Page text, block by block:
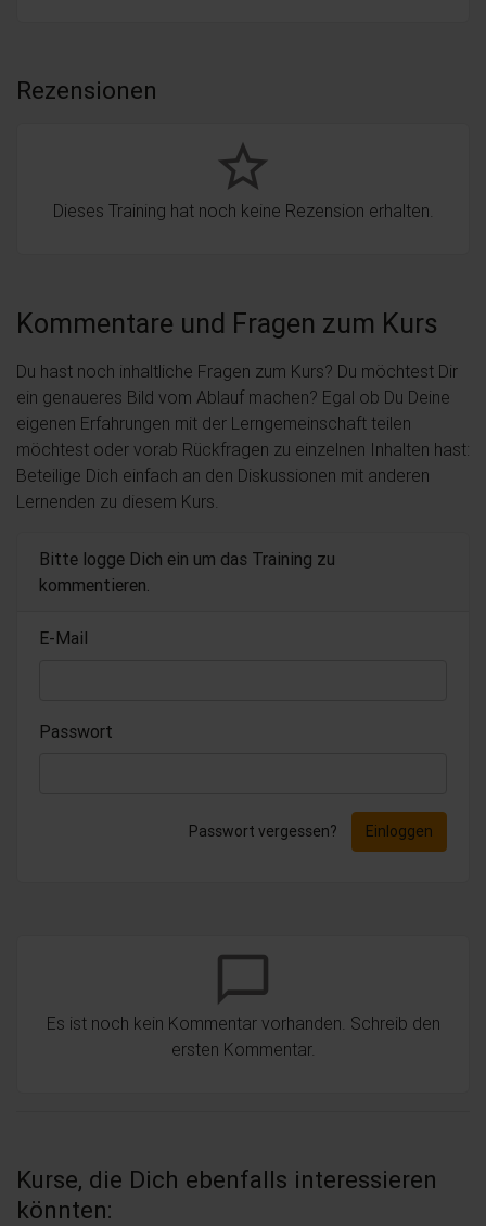
Rezensionen
star_border
Dieses Training hat noch keine Rezension erhalten.
Kommentare und Fragen zum Kurs
Du hast noch inhaltliche Fragen zum Kurs? Du möchtest Dir
ein genaueres Bild vom Ablauf machen? Egal ob Du Deine
eigenen Erfahrungen mit der Lerngemeinschaft teilen
möchtest oder vorab Rückfragen zu einzelnen Inhalten hast:
Beteilige Dich einfach an den Diskussionen mit anderen
Lernenden zu diesem Kurs.
Bitte logge Dich ein um das Training zu
kommentieren.
E-Mail
Passwort
Passwort vergessen? Einloggen
chat_bubble_outline
Es ist noch kein Kommentar vorhanden. Schreib den
ersten Kommentar.
Kurse, die Dich ebenfalls interessieren
könnten: